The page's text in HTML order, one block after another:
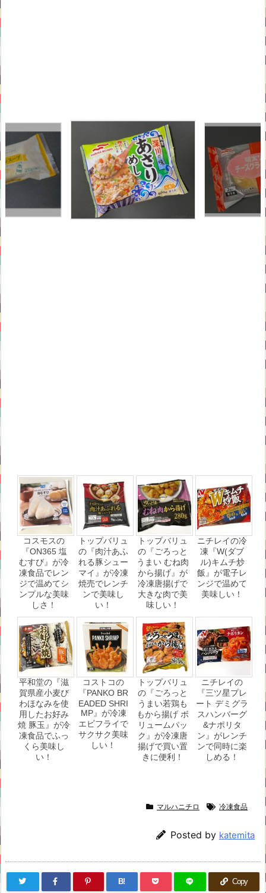
コスモスの
『ON365 塩
むすび』が冷
凍食品でレン
ジで温めてシ
ンプルな美味
しさ！
トップバリュ
の『肉汁あふ
れる豚シュー
マイ』が冷凍
焼売でレンチ
ンで美味し
い！
トップバリュ
の『ごろっと
うまい むね肉
から揚げ』が
冷凍唐揚げで
大きな肉で美
味しい！
ニチレイの冷
凍『W(ダブ
ル)キムチ炒
飯』が電子レ
ンジで温めて
美味しい！
平和堂の『滋
賀県産小麦び
わほなみを使
用したお好み
焼 豚玉』が冷
凍食品でふっ
くら美味し
い！
コストコの
『PANKO BR
EADED SHRI
MP』が冷凍
エビフライで
サクサク美味
しい！
トップバリュ
の『ごろっと
うまい若鶏も
もから揚げ ボ
リュームパッ
ク』が冷凍唐
揚げで買い置
きに便利！
ニチレイの
『三ツ星プレ
ート デミグラ
スハンバーグ
&ナポリタ
ン』がレンチ
ンで同時に楽
しめる！
マルハニチロ 冷凍食品
Posted by katemita
B! Copy